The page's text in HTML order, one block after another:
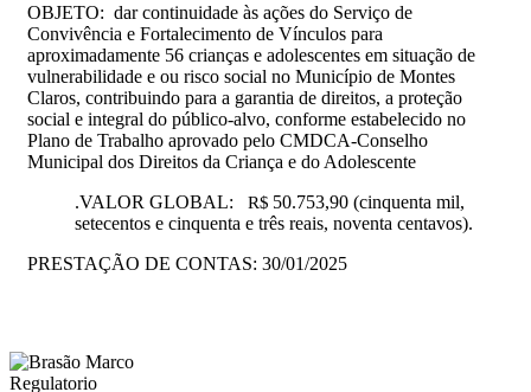
OBJETO: dar continuidade às ações do Serviço de
Convivência e Fortalecimento de Vínculos para
aproximadamente 56 crianças e adolescentes em situação de
vulnerabilidade e ou risco social no Município de Montes
Claros, contribuindo para a garantia de direitos, a proteção
social e integral do público-alvo, conforme estabelecido no
Plano de Trabalho aprovado pelo CMDCA-Conselho
Municipal dos Direitos da Criança e do Adolescente
.VALOR GLOBAL: R$ 50.753,90 (cinquenta mil,
setecentos e cinquenta e três reais, noventa centavos).
PRESTAÇÃO DE CONTAS: 30/01/2025